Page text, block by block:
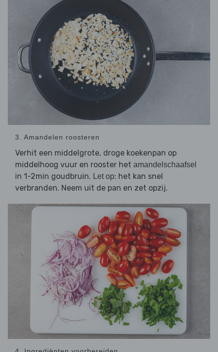
3. Amandelen roosteren
Verhit een middelgrote, droge koekenpan op
middelhoog vuur en rooster het amandelschaafsel
in 1-2min goudbruin. Let op: het kan snel
verbranden. Neem uit de pan en zet opzij.